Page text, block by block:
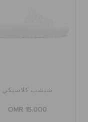
شبشب كلاسيكي
OMR 15.000